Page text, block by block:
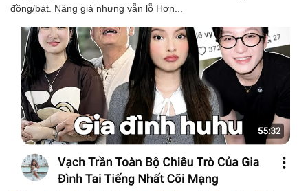
đồng/bát. Nâng giá nhưng vẫn lỗ Hơn...